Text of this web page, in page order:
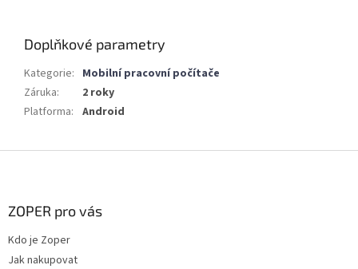
Doplňkové parametry
Kategorie: Mobilní pracovní počítače
Záruka:
2 roky
Platforma: Android
ZOPER pro vás
Kdo je Zoper
Jak nakupovat